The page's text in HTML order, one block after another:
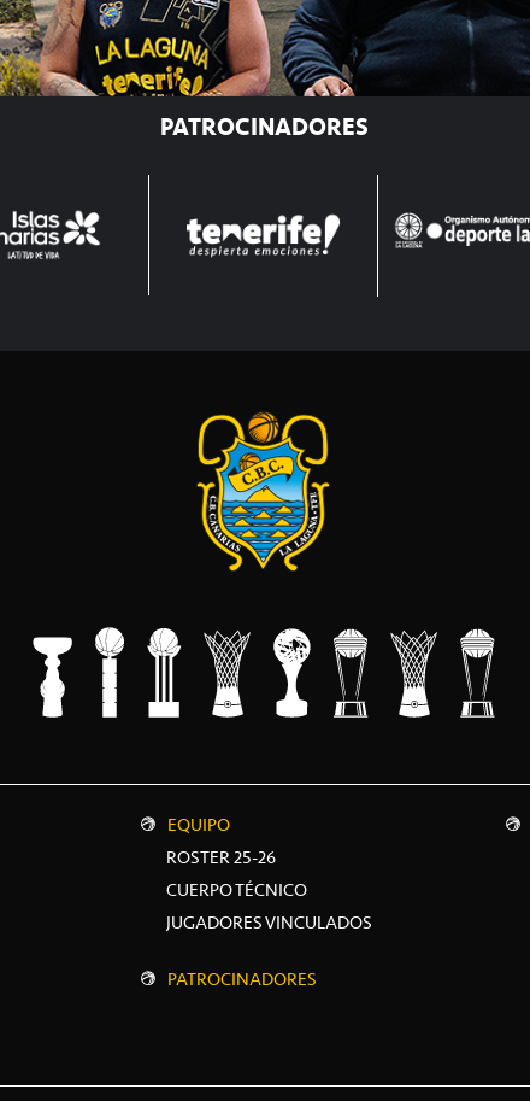
PATROCINADORES
EQUIPO
ROSTER 25-26
CUERPO TÉCNICO
JUGADORES VINCULADOS
PATROCINADORES